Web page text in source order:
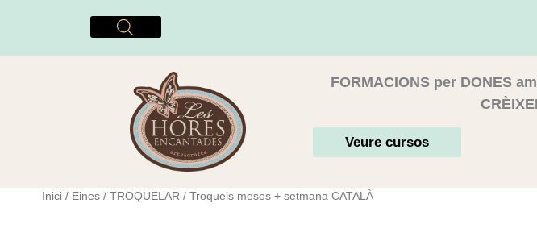
FORMACIONS per DONES
Veure cursos
Inici / Eines / TROQUELAR / Troquels mesos + setmana CATALÀ